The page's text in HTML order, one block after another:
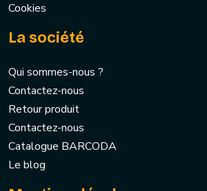
Cookies
La société
Qui sommes-nous ?
Contactez-nous
Retour produit
Contactez-nous
Catalogue BARCODA
Le blog